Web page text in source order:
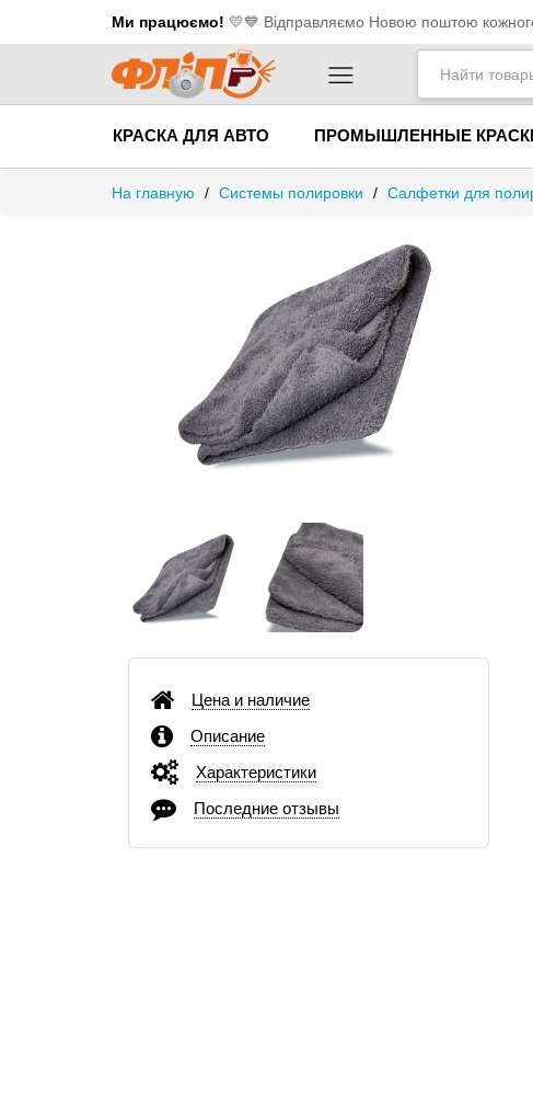
Ми працюємо! 💛​💙 Відправляємо Новою поштою кожного
КРАСКА ДЛЯ АВТО ПРОМЫШЛЕННЫЕ
На главную / Системы полировки / Салфетки для
Цена и наличие
Описание
Характеристики
Последние отзывы